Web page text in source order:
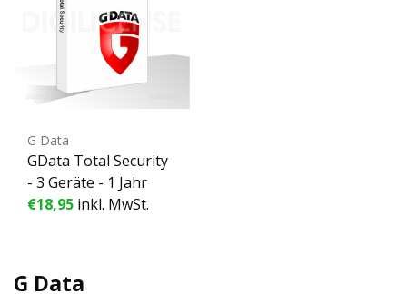
G Data
GData Total Security
- 3 Geräte - 1 Jahr
€18,95 inkl. MwSt.
G Data